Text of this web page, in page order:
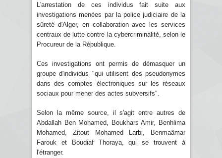
L'arrestation de ces individus fait suite aux
investigations menées par la police judiciaire de la
sûreté d'Alger, en collaboration avec les services
centraux de lutte contre la cybercriminalité, selon le
Procureur de la République.
Ces investigations ont permis de démasquer un
groupe d'individus "qui utilisent des pseudonymes
dans des comptes électroniques sur les réseaux
sociaux pour mener des actes subversifs".
Selon la même source, il s'agit entre autres de
Abdallah Ben Mohamed, Boukhars Amir, Benhlima
Mohamed, Zitout Mohamed Larbi, Benmaâmar
Farouk et Boudiaf Thoraya, qui se trouvent à
l'étranger.